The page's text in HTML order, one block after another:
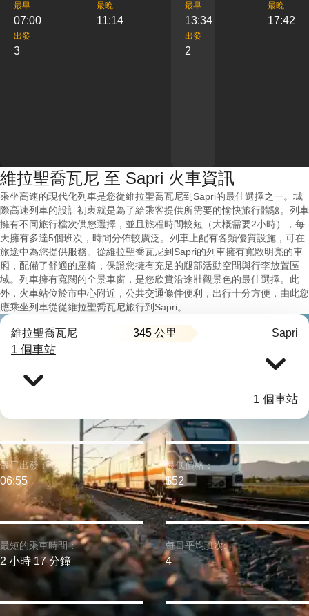
最早
07:00
最晚
11:14
出發
3
最早
13:34
最晚
17:42
出發
2
維拉聖喬瓦尼 至 Sapri 火車資訊
乘坐高速的現代化列車是您從維拉聖喬瓦尼到Sapri的最佳選擇之一。城
際高速列車的設計初衷就是為了給乘客提供所需要的愉快旅行體驗。列車
擁有不同旅行檔次供您選擇，並且旅程時間較短（大概需要2小時），每
天擁有多達5個班次，時間分佈較廣泛。列車上配有各類優質設施，可在
旅途中為您提供服務。從維拉聖喬瓦尼到Sapri的列車擁有寬敞明亮的車
廂，配備了舒適的座椅，保證您擁有充足的腿部活動空間與行李放置區
域。列車擁有寬闊的全景車窗，是您欣賞沿途壯觀景色的最佳選擇。此
外，火車站位於市中心附近，公共交通條件便利，出行十分方便，由此您
應乘坐列車從從維拉聖喬瓦尼旅行到Sapri。
維拉聖喬瓦尼 345 公里 Sapri
1 個車站
1 個車站
最短的乘車時間：
2 小時 17 分鐘
最早出發：
06:55
最低價格：
$52
每日平均班次:
4